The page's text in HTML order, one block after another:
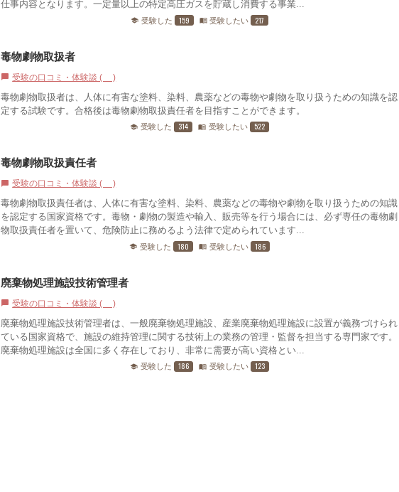
仕事内容となります。一定量以上の特定高圧ガスを貯蔵し消費する事業...
school 受験した 159 menu_book 受験したい 217
毒物劇物取扱者
chat_bubble 受験の口コミ・体験談 (2)
毒物劇物取扱者は、人体に有害な塗料、染料、農薬などの毒物や劇物を取り扱うための知識を認
定する試験です。合格後は毒物劇物取扱責任者を目指すことができます。
school 受験した 314 menu_book 受験したい 522
毒物劇物取扱責任者
chat_bubble 受験の口コミ・体験談 (0)
毒物劇物取扱責任者は、人体に有害な塗料、染料、農薬などの毒物や劇物を取り扱うための知識
を認定する国家資格です。毒物・劇物の製造や輸入、販売等を行う場合には、必ず専任の毒物劇
物取扱責任者を置いて、危険防止に務めるよう法律で定められています...
school 受験した 180 menu_book 受験したい 186
廃棄物処理施設技術管理者
chat_bubble 受験の口コミ・体験談 (0)
廃棄物処理施設技術管理者は、一般廃棄物処理施設、産業廃棄物処理施設に設置が義務づけられ
ている国家資格で、施設の維持管理に関する技術上の業務の管理・監督を担当する専門家です。
廃棄物処理施設は全国に多く存在しており、非常に需要が高い資格とい...
school 受験した 186 menu_book 受験したい 123